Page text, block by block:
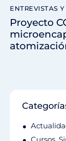
ENTREVISTAS
Proyecto